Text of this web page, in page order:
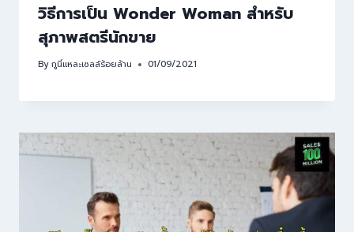
วิธีการเป็น Wonder Woman สำหรับ
สุภาพสตรีนักขาย
Byกูนี่แหละเซลล์ร้อยล้าน 01/09/2021